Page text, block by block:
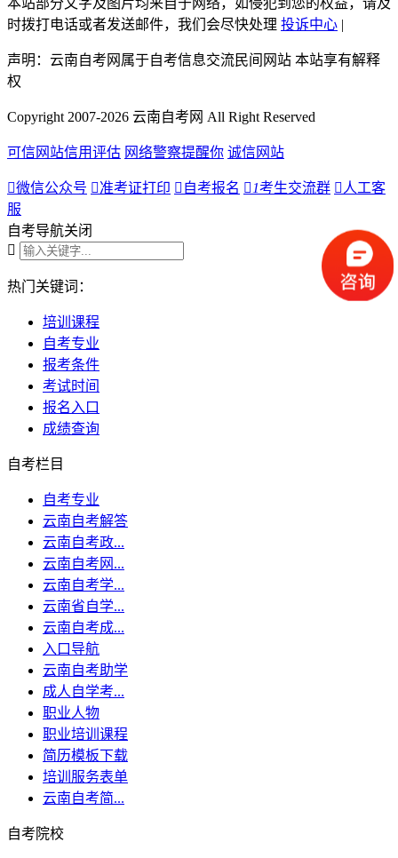
时拨打电话或者发送邮件，我们会尽快处理 投诉中心 |
声明：云南自考网属于自考信息交流民间网站 本站享有解释
权
Copyright 2007-2026 云南自考网 All Right Reserved
可信网站信用评估 网络警察提醒你 诚信网站
微信公众号 准考证打印  自考报名  1考生交流群  人工客
服
自考导航关闭

热门关键词：
培训课程
自考专业
报考条件
考试时间
报名入口
成绩查询
自考栏目
自考专业
云南自考解答
云南自考政...
云南自考网...
云南自考学...
云南省自学...
云南自考成...
入口导航
云南自考助学
成人自学考...
职业人物
职业培训课程
简历模板下载
培训服务表单
云南自考简...
自考院校